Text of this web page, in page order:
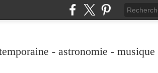
- astronomie -